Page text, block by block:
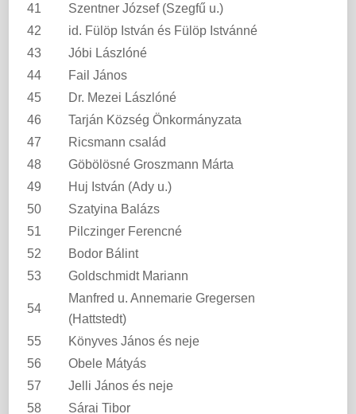
41
Szentner József (Szegfű u.)
42
id. Fülöp István és Fülöp Istvánné
43
Jóbi Lászlóné
44
Fail János
45
Dr. Mezei Lászlóné
46
Tarján Község Önkormányzata
47
Ricsmann család
48
Göbölösné Groszmann Márta
49
Huj István (Ady u.)
50
Szatyina Balázs
51
Pilczinger Ferencné
52
Bodor Bálint
53
Goldschmidt Mariann
54
Manfred u. Annemarie Gregersen
(Hattstedt)
55
Könyves János és neje
56
Obele Mátyás
57
Jelli János és neje
58
Sárai Tibor